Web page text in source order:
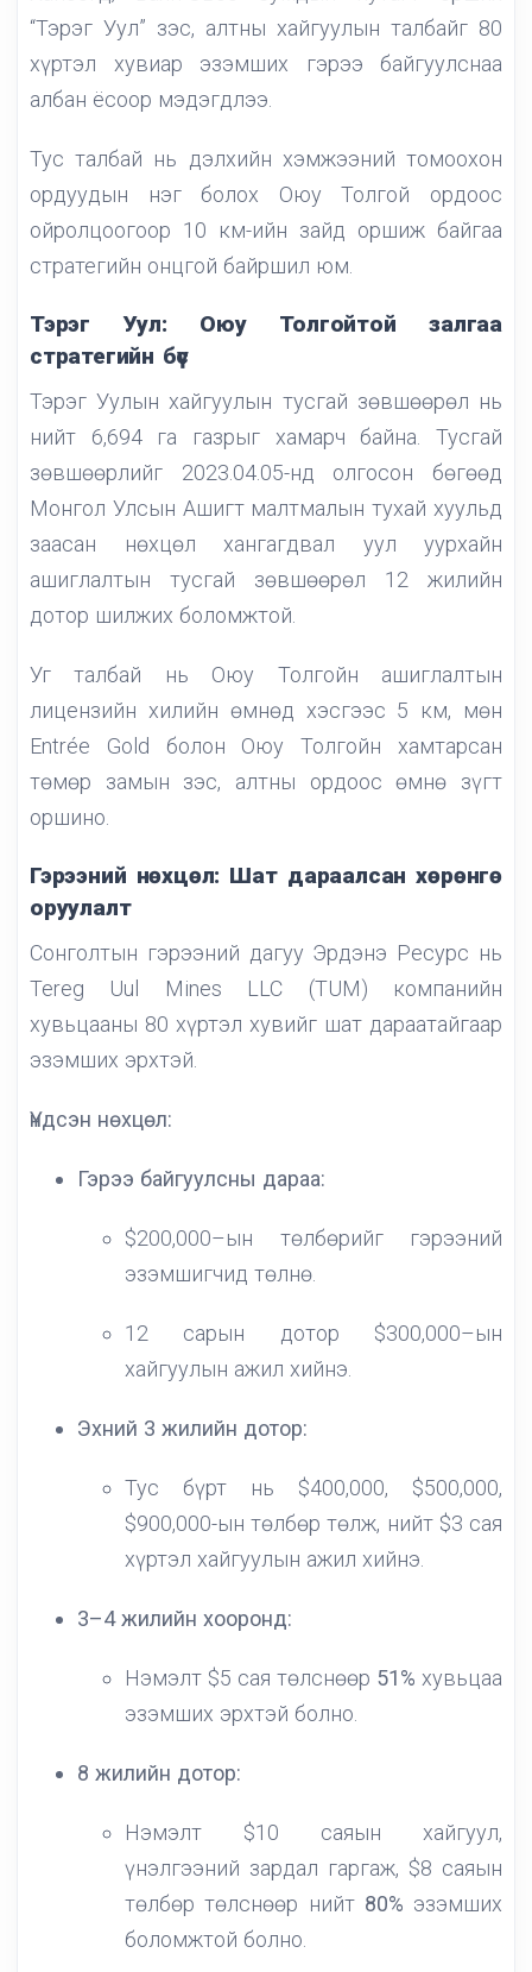
“Тэрэг Уул” зэс, алтны хайгуулын талбайг 80
хүртэл хувиар эзэмших гэрээ байгуулснаа
албан ёсоор мэдэгдлээ.
Тус талбай нь дэлхийн хэмжээний томоохон
ордуудын нэг болох Оюу Толгой ордоос
ойролцоогоор 10 км-ийн зайд оршиж байгаа
стратегийн онцгой байршил юм.
Тэрэг Уул: Оюу Толгойтой залгаа
стратегийн бүс
Тэрэг Уулын хайгуулын тусгай зөвшөөрөл нь
нийт 6,694 га газрыг хамарч байна. Тусгай
зөвшөөрлийг 2023.04.05-нд олгосон бөгөөд
Монгол Улсын Ашигт малтмалын тухай хуульд
заасан нөхцөл хангагдвал уул уурхайн
ашиглалтын тусгай зөвшөөрөл 12 жилийн
дотор шилжих боломжтой.
Уг талбай нь Оюу Толгойн ашиглалтын
лицензийн хилийн өмнөд хэсгээс 5 км, мөн
Entrée Gold болон Оюу Толгойн хамтарсан
төмөр замын зэс, алтны ордоос өмнө зүгт
оршино.
Гэрээний нөхцөл: Шат дараалсан хөрөнгө
оруулалт
Сонголтын гэрээний дагуу Эрдэнэ Ресурс нь
Tereg Uul Mines LLC (TUM) компанийн
хувьцааны 80 хүртэл хувийг шат дараатайгаар
эзэмших эрхтэй.
Үндсэн нөхцөл:
Гэрээ байгуулсны дараа:
$200,000–ын төлбөрийг гэрээний
эзэмшигчид төлнө.
12 сарын дотор $300,000–ын
хайгуулын ажил хийнэ.
Эхний 3 жилийн дотор:
Тус бүрт нь $400,000, $500,000,
$900,000-ын төлбөр төлж, нийт $3 сая
хүртэл хайгуулын ажил хийнэ.
3–4 жилийн хооронд:
Нэмэлт $5 сая төлснөөр 51% хувьцаа
эзэмших эрхтэй болно.
8 жилийн дотор:
Нэмэлт $10 саяын хайгуул,
үнэлгээний зардал гаргаж, $8 саяын
төлбөр төлснөөр нийт 80% эзэмших
боломжтой болно.